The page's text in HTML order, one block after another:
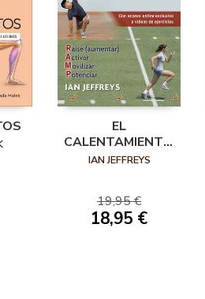
EL
CALENTAMIENTO.
MAXIMIZAR EL
DESARROLLO
FÍSICO A LARGO
IAN JEFFREYS
19,95 €
18,95 €